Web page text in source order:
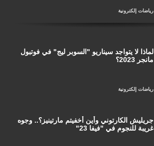
رياضات إلكترونية
رياضات إلكترونية
لماذا لا يتواجد سيناريو "السوبر ليج" في فوتبول
مانجر 2023؟
جريليش الكارتوني وأين أخفيتم مارتينيز؟.. وجوه
غريبة للنجوم في "فيفا 23"